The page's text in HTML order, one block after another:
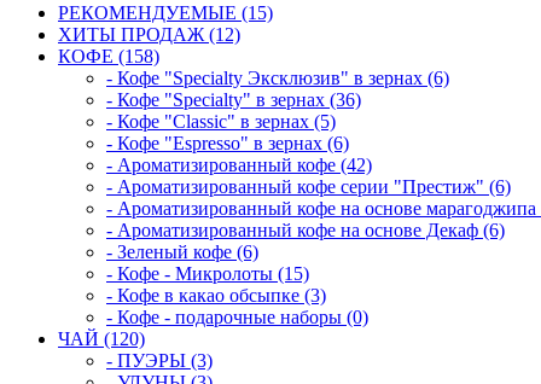
РЕКОМЕНДУЕМЫЕ (15)
ХИТЫ ПРОДАЖ (12)
КОФЕ (158)
- Кофе "Specialty Эксклюзив" в зернах (6)
- Кофе "Specialty" в зернах (36)
- Кофе "Classic" в зернах (5)
- Кофе "Espresso" в зернах (6)
- Ароматизированный кофе (42)
- Ароматизированный кофе серии "Престиж" (6)
- Ароматизированный кофе на основе марагоджипа
- Ароматизированный кофе на основе Декаф (6)
- Зеленый кофе (6)
- Кофе - Микролоты (15)
- Кофе в какао обсыпке (3)
- Кофе - подарочные наборы (0)
ЧАЙ (120)
- ПУЭРЫ (3)